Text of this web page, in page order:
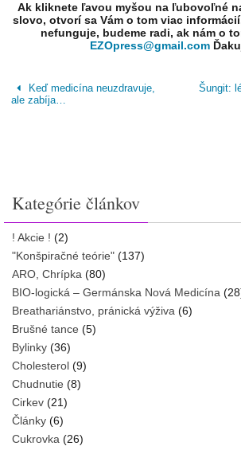
Ak kliknete ľavou myšou na ľubovoľné
slovo, otvorí sa Vám o tom viac
nefunguje, budeme radi, ak nám o
EZOpress@gmail.com
Keď medicína neuzdravuje,
ale zabíja…
Šungit:
Kategórie článkov
! Akcie ! (2)
"Konšpiračné teórie" (137)
ARO, Chrípka (80)
BIO-logická – Germánska Nová Medicína
Breathariánstvo, pránická výživa (6)
Brušné tance (5)
Bylinky (36)
Cholesterol (9)
Chudnutie (8)
Cirkev (21)
Články (6)
Cukrovka (26)